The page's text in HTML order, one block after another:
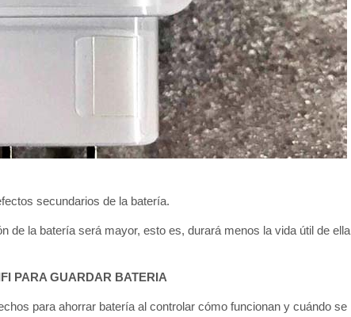
secundarios de la batería.
de la batería será mayor, esto es, durará menos la vida útil de ella
PARA GUARDAR BATERIA
para ahorrar batería al controlar cómo funcionan y cuándo se